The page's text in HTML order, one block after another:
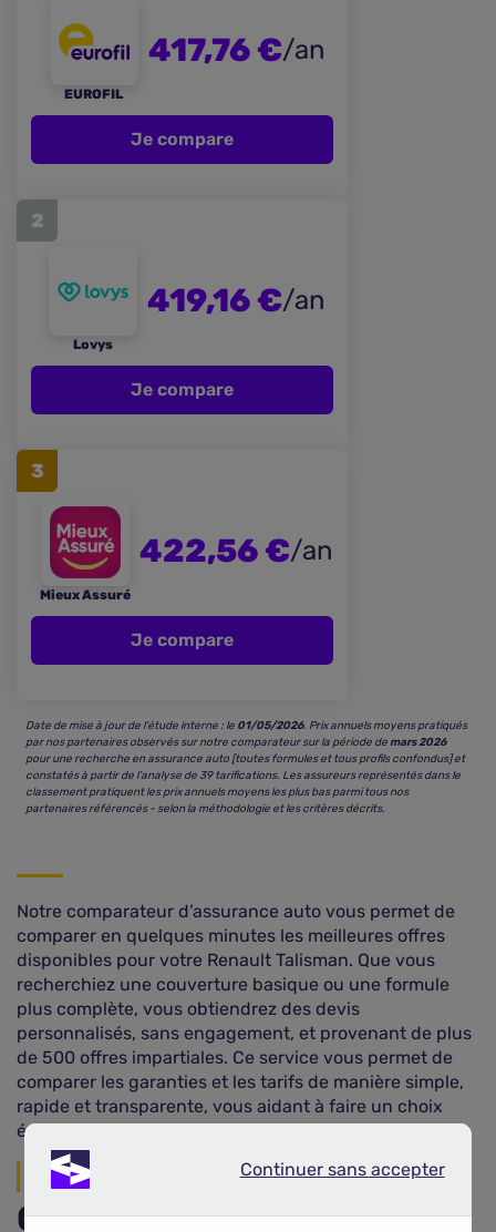
EUROFIL
417,76 €/an
Je compare
2
Lovys
419,16 €/an
Je compare
3
Mieux Assuré
422,56 €/an
Je compare
Date de mise à jour de l’étude interne : le 01/05/2026. Prix annuels moyens pratiqués
par nos partenaires observés sur notre comparateur sur la période demars 2026
pour une recherche en assurance auto [toutes formules et tous profils confondus] et
constatés à partir de l’analyse de 39 tarifications. Les assureurs représentés dans le
classement pratiquent les prix annuels moyens les plus bas parmi tous nos
partenaires référencés - selon la méthodologie et les critères décrits.
Notre comparateur d’assurance auto vous permet de
comparer en quelques minutes les meilleures offres
disponibles pour votre Renault Talisman. Que vous
recherchiez une couverture basique ou une formule
plus complète, vous obtiendrez des devis
personnalisés, sans engagement, et provenant de plus
de 500 offres impartiales. Ce service vous permet de
comparer les garanties et les tarifs de manière simple,
rapide et transparente, vous aidant à faire un choix
éclairé tout en optimisant vos économies.
Garanties du contrat
Quel est le prix d'une
Continuer sans accepter
Continuer sans accepter